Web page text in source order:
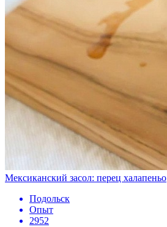
Мексиканский засол: перец халапеньо
Подольск
Опыт
2952